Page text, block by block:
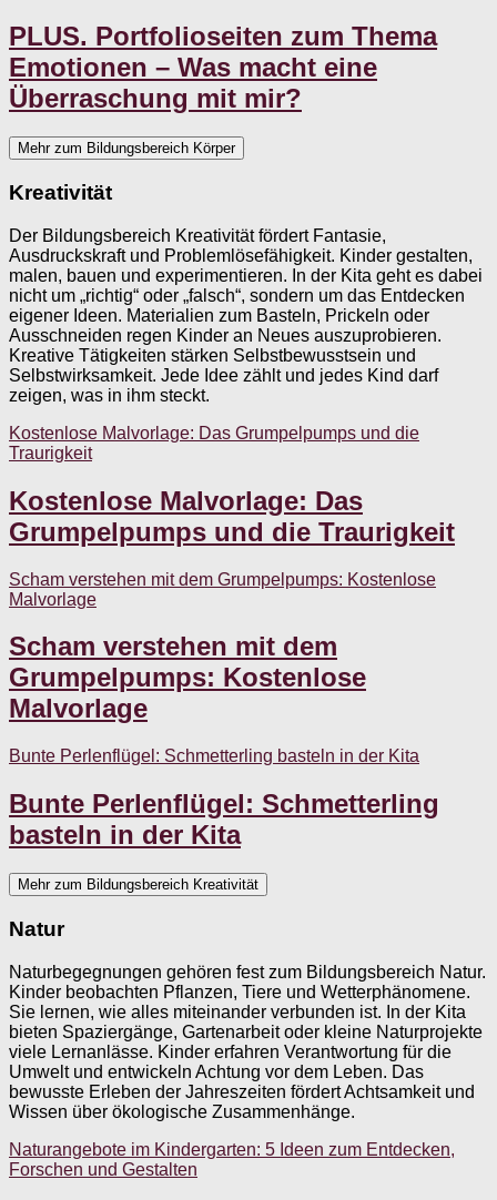
PLUS. Portfolioseiten zum Thema
Emotionen – Was macht eine
Überraschung mit mir?
Mehr zum Bildungsbereich Körper
Kreativität
Der Bildungsbereich Kreativität fördert Fantasie,
Ausdruckskraft und Problemlösefähigkeit. Kinder gestalten,
malen, bauen und experimentieren. In der Kita geht es dabei
nicht um „richtig“ oder „falsch“, sondern um das Entdecken
eigener Ideen. Materialien zum Basteln, Prickeln oder
Ausschneiden regen Kinder an Neues auszuprobieren.
Kreative Tätigkeiten stärken Selbstbewusstsein und
Selbstwirksamkeit. Jede Idee zählt und jedes Kind darf
zeigen, was in ihm steckt.
Kostenlose Malvorlage: Das Grumpelpumps und die
Traurigkeit
Kostenlose Malvorlage: Das
Grumpelpumps und die Traurigkeit
Scham verstehen mit dem Grumpelpumps: Kostenlose
Malvorlage
Scham verstehen mit dem
Grumpelpumps: Kostenlose
Malvorlage
Bunte Perlenflügel: Schmetterling basteln in der Kita
Bunte Perlenflügel: Schmetterling
basteln in der Kita
Mehr zum Bildungsbereich Kreativität
Natur
Naturbegegnungen gehören fest zum Bildungsbereich Natur.
Kinder beobachten Pflanzen, Tiere und Wetterphänomene.
Sie lernen, wie alles miteinander verbunden ist. In der Kita
bieten Spaziergänge, Gartenarbeit oder kleine Naturprojekte
viele Lernanlässe. Kinder erfahren Verantwortung für die
Umwelt und entwickeln Achtung vor dem Leben. Das
bewusste Erleben der Jahreszeiten fördert Achtsamkeit und
Wissen über ökologische Zusammenhänge.
Naturangebote im Kindergarten: 5 Ideen zum Entdecken,
Forschen und Gestalten